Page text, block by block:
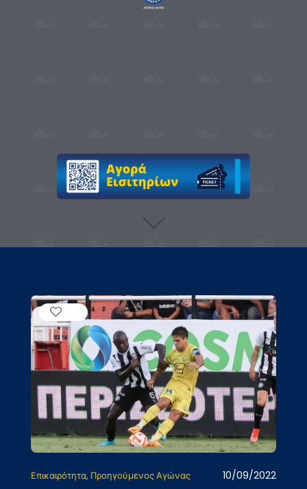
Επικαιρότητα Προηγούμενος Αγώνας 10/09/2022